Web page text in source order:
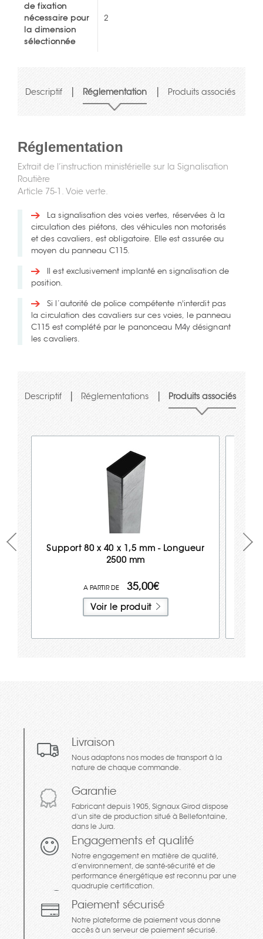
de fixation
nécessaire pour
la dimension
sélectionnée
2
Descriptif | Réglementation | Produits associés
Réglementation
Extrait de l’instruction ministérielle sur la Signalisation
Routière
Article 75-1. Voie verte.
La signalisation des voies vertes, réservées à la
circulation des piétons, des véhicules non motorisés
et des cavaliers, est obligatoire. Elle est assurée au
moyen du panneau C115.
Il est exclusivement implanté en signalisation de
position.
Si l’autorité de police compétente n'interdit pas
la circulation des cavaliers sur ces voies, le panneau
C115 est complété par le panonceau M4y désignant
les cavaliers.
Descriptif | Réglementations | Produits associés
Support 80 x 40 x 1,5 mm - Longueur
2500 mm
35,00€
Voir le produit
Livraison
Nous adaptons nos modes de transport à la
nature de chaque commande.
Garantie
Fabricant depuis 1905, Signaux Girod dispose
d’un site de production situé à Bellefontaine,
dans le Jura.
Engagements et qualité
Notre engagement en matière de qualité,
d’environnement, de santé-sécurité et de
performance énergétique est reconnu par une
quadruple certification.
Paiement sécurisé
Notre plateforme de paiement vous donne
accès à un serveur de paiement sécurisé.